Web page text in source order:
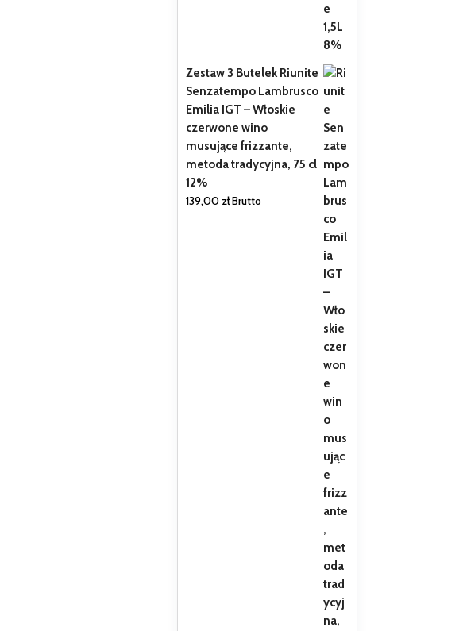
Zestaw 3 Butelek Riunite
Senzatempo Lambrusco
Emilia IGT – Włoskie
czerwone wino
musujące frizzante,
metoda tradycyjna, 75 cl
12%
139,00 złBrutto